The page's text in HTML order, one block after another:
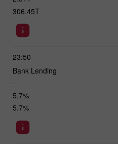
306.45T
23:50
Bank Lending
-
5.7%
5.7%